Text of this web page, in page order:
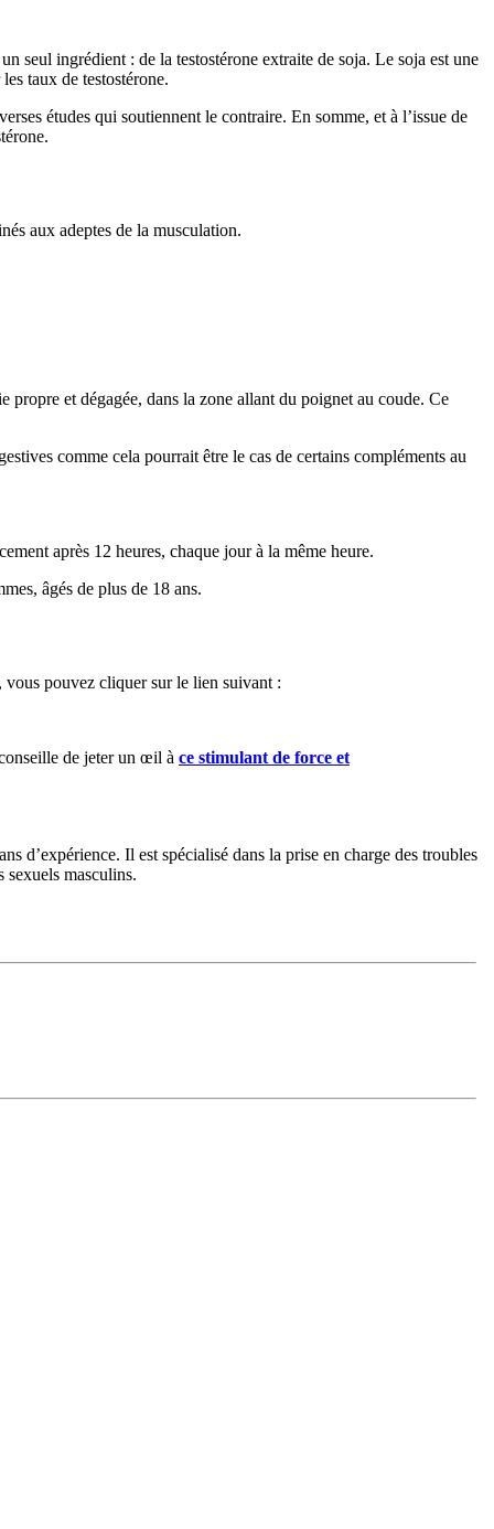
seul ingrédient : de la testostérone extraite de soja. Le soja est une
taux de testostérone.
études qui soutiennent le contraire. En somme, et à l’issue de
aux adeptes de la musculation.
propre et dégagée, dans la zone allant du poignet au coude. Ce
comme cela pourrait être le cas de certains compléments au
après 12 heures, chaque jour à la même heure.
âgés de plus de 18 ans.
vous pouvez cliquer sur le lien suivant :
de jeter un œil à ce stimulant de force et
d’expérience. Il est spécialisé dans la prise en charge des troubles
sexuels masculins.